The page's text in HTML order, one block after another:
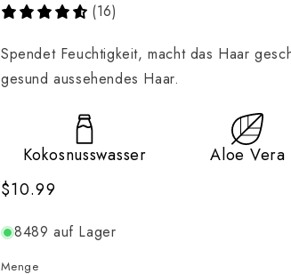
(16)
Spendet Feuchtigkeit, macht das Haar
gesund aussehendes Haar.
Kokosnusswasser Aloe Vera
Regulärer
$10.99
8489 auf Lager
Menge